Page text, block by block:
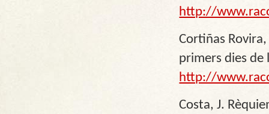
http://
Cortiñas
primers dies de
http://
Costa, J.